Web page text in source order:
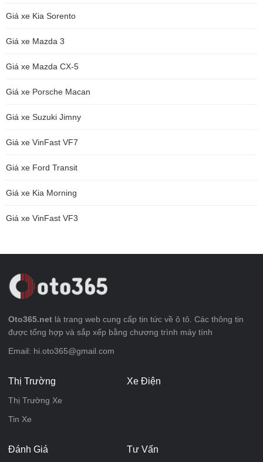
Giá xe Kia Sorento
Giá xe Mazda 3
Giá xe Mazda CX-5
Giá xe Porsche Macan
Giá xe Suzuki Jimny
Giá xe VinFast VF7
Giá xe Ford Transit
Giá xe Kia Morning
Giá xe VinFast VF3
Oto365.net là trang web cung cấp tin tức về ô tô. Các thông tin
được tổng hợp và sắp xếp bằng chương trình máy tính
Email: hi.oto365@gmail.com
Thị Trường
Thị Trường Xe
Tin Xe
Xe Điện
Đánh Giá Tư Vấn